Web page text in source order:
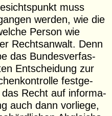
muss
werden, wie die
Person wie
Rechts­anwalt. Denn
das Bundes­ver­fas­
Entscheidung zur
festge­
Recht auf informa­
auch dann vorliege,